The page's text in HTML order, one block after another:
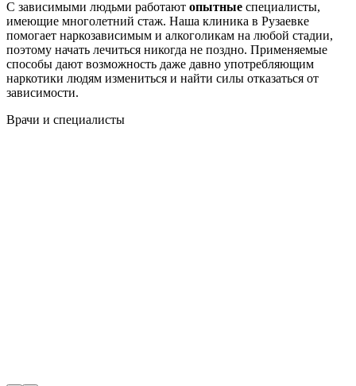
С зависимыми людьми работают опытные специалисты,
имеющие многолетний стаж. Наша клиника в Рузаевке
помогает наркозависимым и алкоголикам на любой стадии,
поэтому начать лечиться никогда не поздно. Применяемые
способы дают возможность даже давно употребляющим
наркотики людям измениться и найти силы отказаться от
зависимости.
Врачи и специалисты